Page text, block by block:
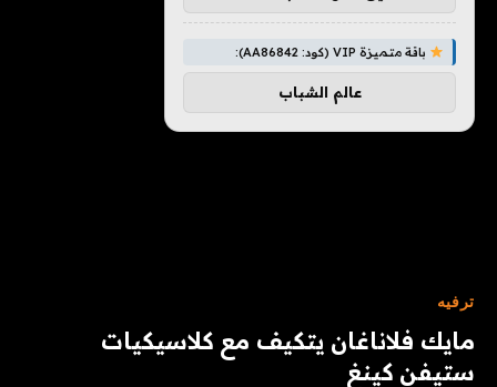
ترفيه
مايك فلاناغان يتكيف مع كلاسيكيات
ستيفن كينغ
باقة متميزة VIP (كود: AA86842):
عالم الشباب